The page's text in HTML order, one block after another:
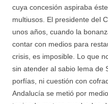
cuya concesión aspiraba
multiusos. El presidente del
unos años, cuando la
contar con medios para
crisis, es imposible. Lo que
sin atender al sabio lema de
porfías, ni cuestión con
Andalucía se metió por